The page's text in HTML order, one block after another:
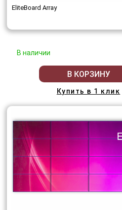
EliteBoard Array
В наличии
В КОРЗИНУ
Купить в 1 клик